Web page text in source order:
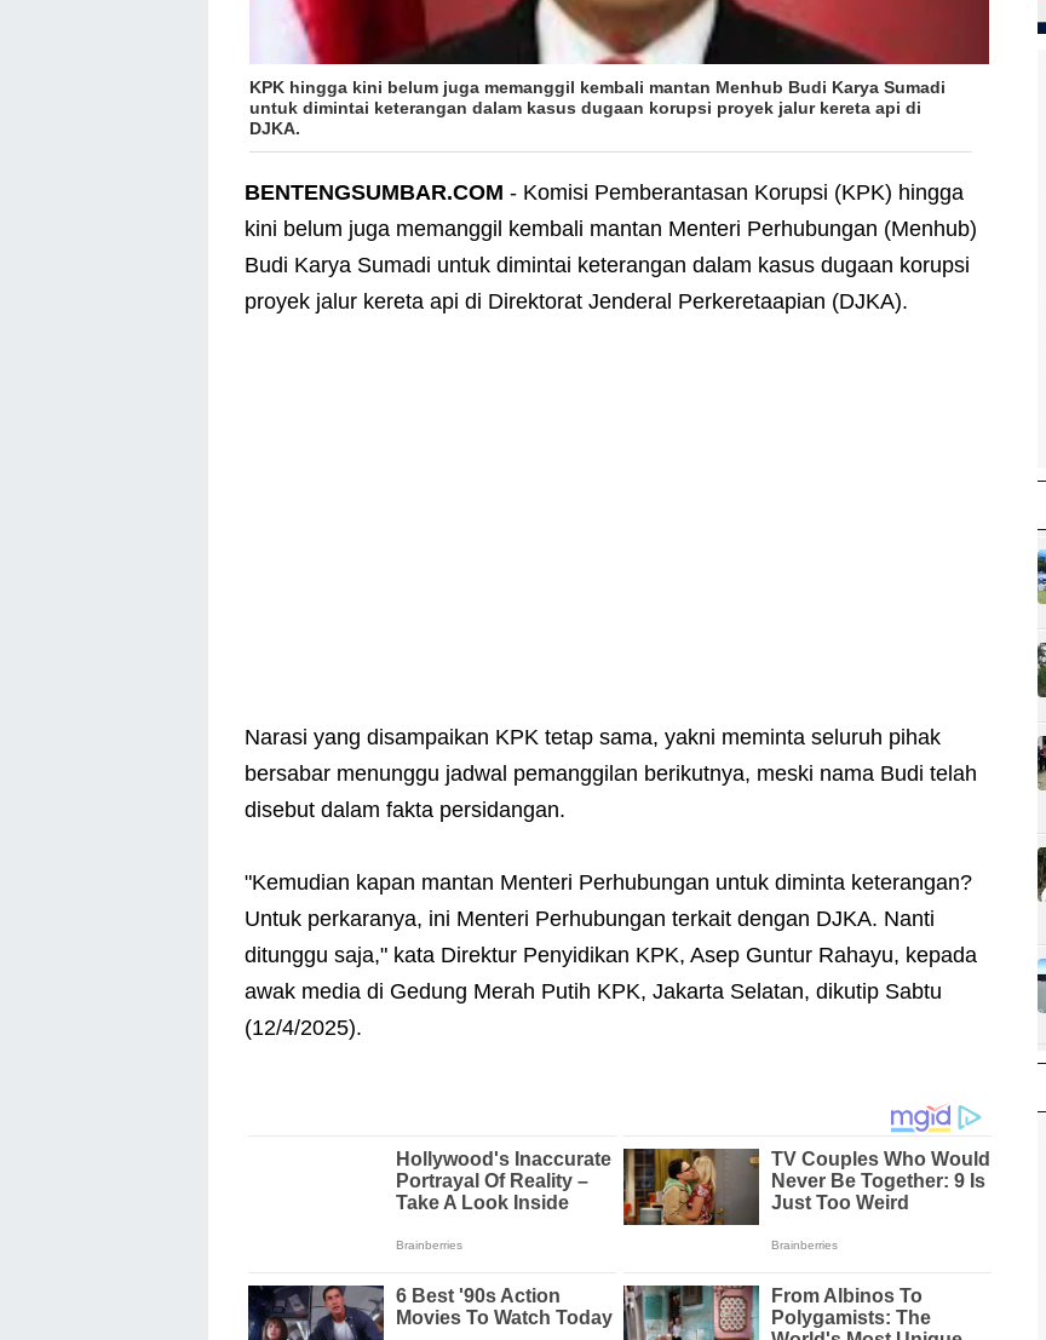
KPK hingga kini belum juga memanggil kembali mantan Menhub Budi Karya Sumadi
untuk dimintai keterangan dalam kasus dugaan korupsi proyek jalur kereta api di
DJKA.
BENTENGSUMBAR.COM - Komisi Pemberantasan Korupsi (KPK) hingga
kini belum juga memanggil kembali mantan Menteri Perhubungan (Menhub)
Budi Karya Sumadi untuk dimintai keterangan dalam kasus dugaan korupsi
proyek jalur kereta api di Direktorat Jenderal Perkeretaapian (DJKA).
Narasi yang disampaikan KPK tetap sama, yakni meminta seluruh pihak
bersabar menunggu jadwal pemanggilan berikutnya, meski nama Budi telah
disebut dalam fakta persidangan.
"Kemudian kapan mantan Menteri Perhubungan untuk diminta keterangan?
Untuk perkaranya, ini Menteri Perhubungan terkait dengan DJKA. Nanti
ditunggu saja," kata Direktur Penyidikan KPK, Asep Guntur Rahayu, kepada
awak media di Gedung Merah Putih KPK, Jakarta Selatan, dikutip Sabtu
(12/4/2025).